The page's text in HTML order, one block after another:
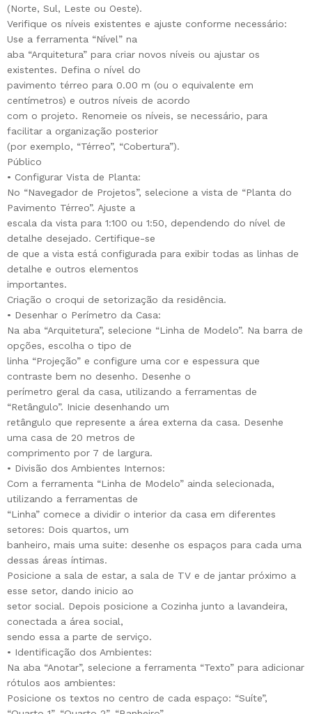
(Norte, Sul, Leste ou Oeste).
Verifique os níveis existentes e ajuste conforme necessário:
Use a ferramenta “Nível” na
aba “Arquitetura” para criar novos níveis ou ajustar os
existentes. Defina o nível do
pavimento térreo para 0.00 m (ou o equivalente em
centímetros) e outros níveis de acordo
com o projeto. Renomeie os níveis, se necessário, para
facilitar a organização posterior
(por exemplo, “Térreo”, “Cobertura”).
Público
• Configurar Vista de Planta:
No “Navegador de Projetos”, selecione a vista de “Planta do
Pavimento Térreo”. Ajuste a
escala da vista para 1:100 ou 1:50, dependendo do nível de
detalhe desejado. Certifique-se
de que a vista está configurada para exibir todas as linhas de
detalhe e outros elementos
importantes.
Criação o croqui de setorização da residência.
• Desenhar o Perímetro da Casa:
Na aba “Arquitetura”, selecione “Linha de Modelo”. Na barra de
opções, escolha o tipo de
linha “Projeção” e configure uma cor e espessura que
contraste bem no desenho. Desenhe o
perímetro geral da casa, utilizando a ferramentas de
“Retângulo”. Inicie desenhando um
retângulo que represente a área externa da casa. Desenhe
uma casa de 20 metros de
comprimento por 7 de largura.
• Divisão dos Ambientes Internos:
Com a ferramenta “Linha de Modelo” ainda selecionada,
utilizando a ferramentas de
“Linha” comece a dividir o interior da casa em diferentes
setores: Dois quartos, um
banheiro, mais uma suite: desenhe os espaços para cada uma
dessas áreas íntimas.
Posicione a sala de estar, a sala de TV e de jantar próximo a
esse setor, dando inicio ao
setor social. Depois posicione a Cozinha junto a lavandeira,
conectada a área social,
sendo essa a parte de serviço.
• Identificação dos Ambientes:
Na aba “Anotar”, selecione a ferramenta “Texto” para adicionar
rótulos aos ambientes:
Posicione os textos no centro de cada espaço: “Suíte”,